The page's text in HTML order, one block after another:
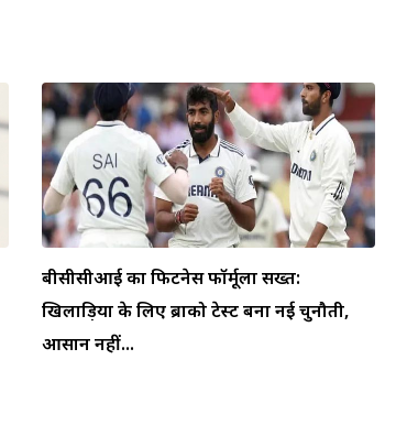
बीसीसीआई का फिटनेस फॉर्मूला सख्त:
खिलाड़ियों के लिए ब्रोंको टेस्ट बना नई चुनौती,
आसान नहीं...